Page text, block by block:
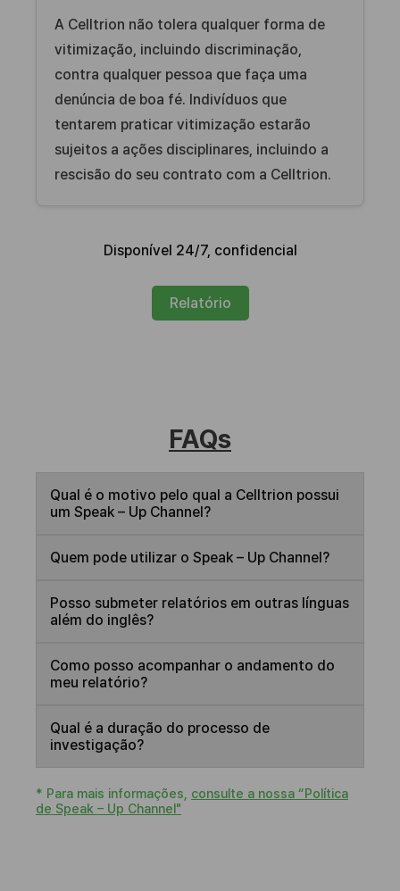
A Celltrion não tolera qualquer forma de
vitimização, incluindo discriminação,
contra qualquer pessoa que faça uma
denúncia de boa fé. Indivíduos que
tentarem praticar vitimização estarão
sujeitos a ações disciplinares, incluindo a
rescisão do seu contrato com a Celltrion.
Disponível 24/7, confidencial
Relatório
FAQs
Qual é o motivo pelo qual a Celltrion possui
um Speak – Up Channel?
Quem pode utilizar o Speak – Up Channel?
Posso submeter relatórios em outras línguas
além do inglês?
Como posso acompanhar o andamento do
meu relatório?
Qual é a duração do processo de
investigação?
* Para mais informações, consulte a nossa “Política
de Speak – Up Channel"